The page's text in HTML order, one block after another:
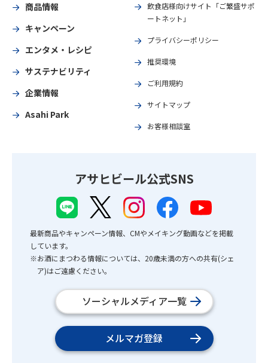
商品情報
キャンペーン
エンタメ・レシピ
サステナビリティ
企業情報
Asahi Park
飲食店様向けサイト「ご繁盛サポ
ートネット」
プライバシーポリシー
推奨環境
ご利用規約
サイトマップ
お客様相談室
アサヒビール公式SNS
最新商品やキャンペーン情報、CMやメイキング動画などを掲載
しています。
※お酒にまつわる情報については、20歳未満の方への共有(シェ
ア)はご遠慮ください。
ソーシャルメディア一覧
メルマガ登録